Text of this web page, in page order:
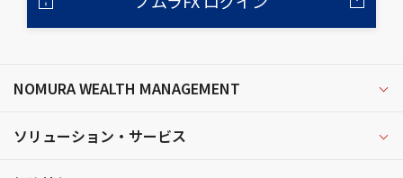
NOMURA WEALTH MANAGEMENT
ソリューション・サービス